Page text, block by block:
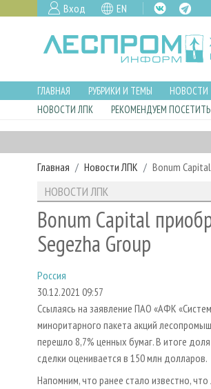
Вход EN
ГЛАВНАЯ РУБРИКИ И ТЕМЫ НОВОСТИ
НОВОСТИ ЛПК
РЕКОМЕНДУЕМ ПОСЕТИТЬ
Главная Новости ЛПК Bonum
НОВОСТИ ЛПК
Bonum Capital
Segezha Group
Россия
30.12.2021 09:57
Ссылаясь на заявление ПАО «АФК
миноритарного пакета акций
перешло 8,7% ценных бумаг. В итоге
сделки оценивается в 150 млн долларов.
Напомним, что ранее стало известно,